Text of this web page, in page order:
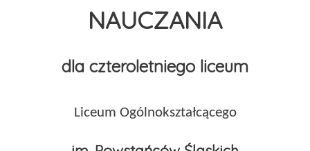
NAUCZANIA
dla czteroletniego liceum
Liceum Ogólnokształcącego